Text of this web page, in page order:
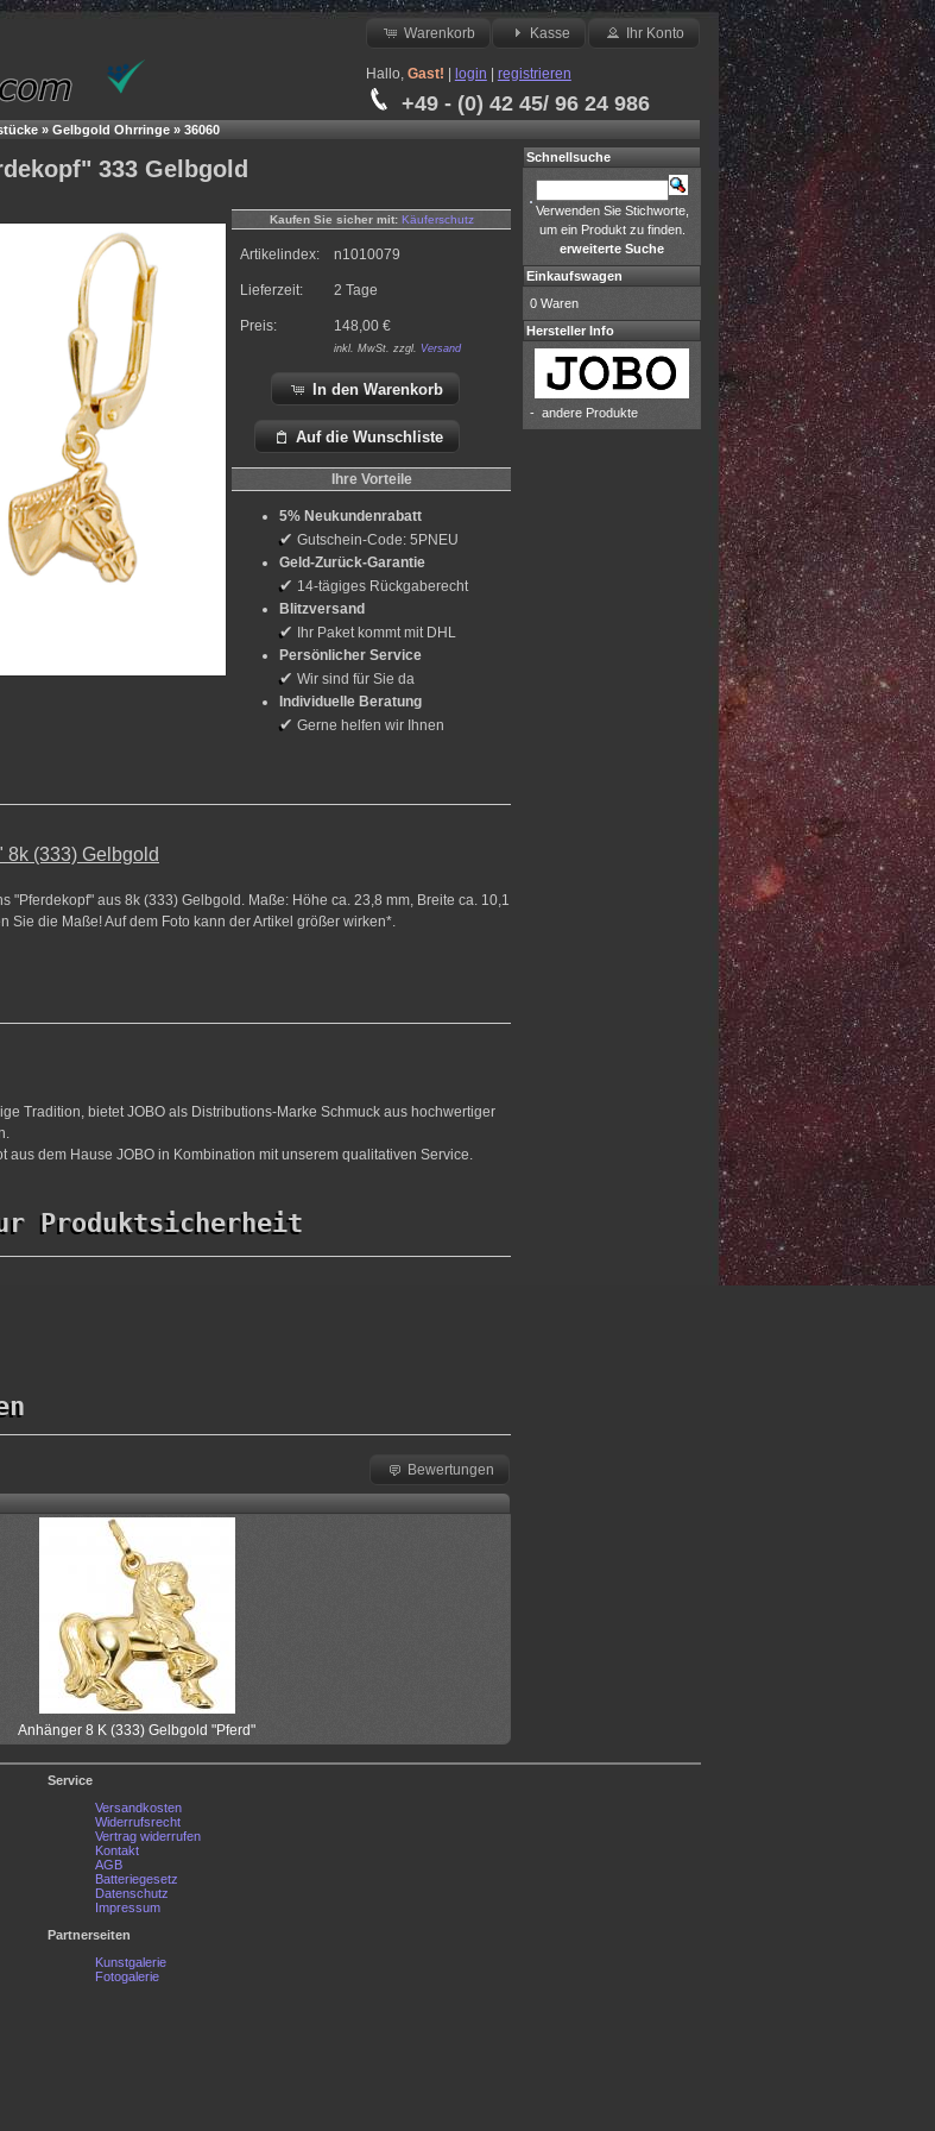
Warenkorb Kasse Ihr Konto
Hallo, Gast! login registrieren
+49 - (0) 42 45/ 96 24 986
» Gelbgold Ohrringe » 36060
333 Gelbgold
Kaufen Sie sicher mit: Käuferschutz
Artikelindex: n1010079
Lieferzeit: 2 Tage
Preis: 148,00 €
inkl. MwSt. zzgl. Versand
In den Warenkorb
Auf die Wunschliste
Ihre Vorteile
5% Neukundenrabatt
✔ Gutschein-Code: 5PNEU
Geld-Zurück-Garantie
✔ 14-tägiges Rückgaberecht
Blitzversand
✔
Ihr Paket kommt mit DHL
Persönlicher Service
✔ Wir sind für Sie da
Individuelle Beratung
✔ Gerne helfen wir Ihnen
8k (333) Gelbgold
"Pferdekopf" aus 8k (333) Gelbgold. Maße: Höhe ca. 23,8 mm, Breite ca. 10,1
Sie die Maße! Auf dem Foto kann der Artikel größer wirken*.
Tradition, bietet JOBO als Distributions-Marke Schmuck aus hochwertiger
aus dem Hause JOBO in Kombination mit unserem qualitativen Service.
Produktsicherheit
Bewertungen
Anhänger 8 K (333) Gelbgold "Pferd"
Schnellsuche
Verwenden Sie Stichworte,
um ein Produkt zu finden.
erweiterte Suche
Einkaufswagen
0 Waren
Hersteller Info
- andere Produkte
Service
Versandkosten
Widerrufsrecht
Vertrag widerrufen
Kontakt
AGB
Batteriegesetz
Datenschutz
Impressum
Partnerseiten
Kunstgalerie
Fotogalerie